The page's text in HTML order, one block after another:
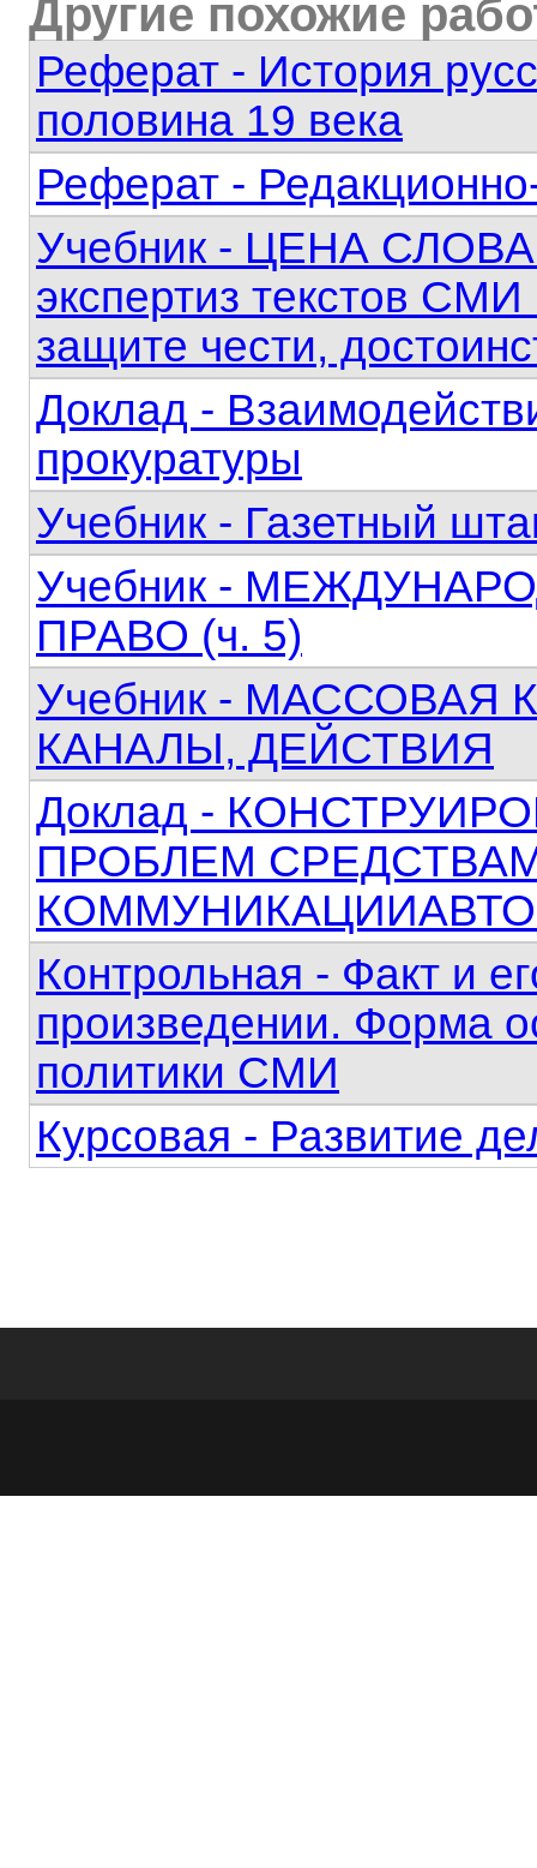
Другие похожие
Реферат - История
половина 19 века
Реферат -
Учебник - ЦЕНА СЛОВА
экспертиз текстов
защите чести,
Доклад -
прокуратуры
Учебник - Газетный
Учебник -
ПРАВО (ч. 5)
Учебник -
КАНАЛЫ, ДЕЙСТВИЯ
Доклад -
ПРОБЛЕМ
Контрольная - Факт и
произведении. Форма
политики СМИ
Курсовая - Развитие